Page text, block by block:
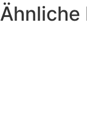
Ähnliche